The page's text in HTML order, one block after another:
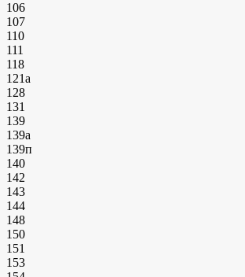
106
107
110
111
118
121а
128
131
139
139а
139п
140
142
143
144
148
150
151
153